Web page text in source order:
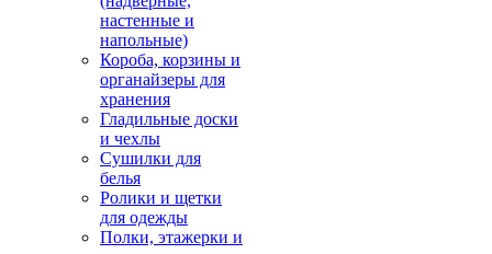
настенные и
напольные)
Короба, корзины и
органайзеры для
хранения
Гладильные доски
и чехлы
Сушилки для
белья
Ролики и щетки
для одежды
Полки, этажерки и